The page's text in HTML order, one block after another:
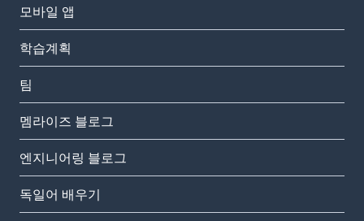
모바일 앱
학습계획
팀
멤라이즈 블로그
엔지니어링 블로그
독일어 배우기